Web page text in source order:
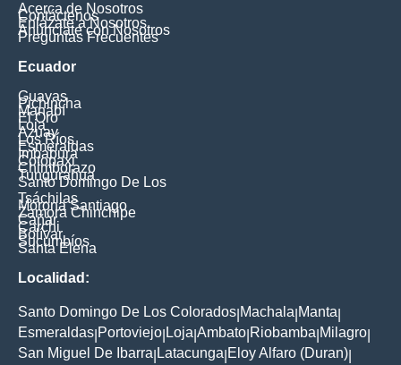
Acerca de Nosotros
Contáctenos
Enlázate a Nosotros
Anúnciate con Nosotros
Preguntas Frecuentes
Ecuador
Guayas
Pichincha
Manabí
El Oro
Loja
Azuay
Los Ríos
Esmeraldas
Imbabura
Cotopaxi
Chimborazo
Tungurahua
Santo Domingo De Los
Tsáchilas
Morona Santiago
Zamora Chinchipe
Cañar
Carchi
Bolívar
Sucumbíos
Santa Elena
Localidad:
Santo Domingo De Los Colorados Machala Manta
Esmeraldas Portoviejo Loja Ambato Riobamba Milagro
San Miguel De Ibarra Latacunga Eloy Alfaro (Duran)